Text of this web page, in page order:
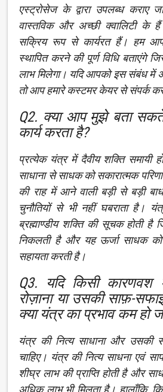
एस्ट्रोसेज के द्वारा उपलब्ध कराए
वास्तविक और अच्छी क्वालिटी के
सक्रिय रूप से कार्यरत हैं। हम
स्थापित करने की पूर्ण विधि बताएंगे
लाभ मिलेगा। यदि आपको इस संबंध में
तो आप हमारे कस्टमर केयर से संपर्क
Q2. क्या आप मुझे बता
कार्य करता है?
प्रत्येक यंत्र में दैवीय शक्ति समायी
साधाना से साधक को सकारात्मक
की राह में आने वाली बड़ी से बड़ी
चुनौतियों से भी नहीं घबराता है।
ब्रह्माण्डीय शक्ति की सूचक होती है
निकलती है और यह ऊर्जा साधक
सहायता करती है।
Q3. यदि किसी
रोज़ाना या उसकी साफ़-
क्या यंत्र का प्रभाव कम हो
यंत्र की नित्य साधाना और उसकी
चाहिए। यंत्र की नित्य साधना एवं
शीघ्र लाभ की प्राप्ति होती है और
अधिक लाभ भी मिलता है। हालाँकि,